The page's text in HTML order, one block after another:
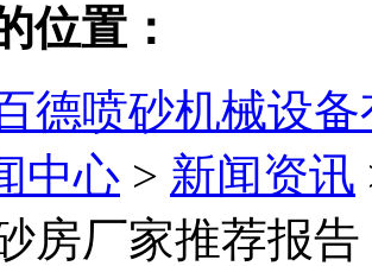
位置：
德喷砂机械设
中心 > 新闻资讯
房厂家推荐报